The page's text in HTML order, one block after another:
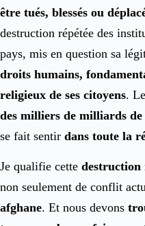
être tués, blessés ou
destruction répétée des
pays, mis en question sa
droits humains,
religieux de ses citoyens.
des milliers de milliards
se fait sentir dans toute la
Je qualifie cette destruction
non seulement de conflit
afghane. Et nous devons